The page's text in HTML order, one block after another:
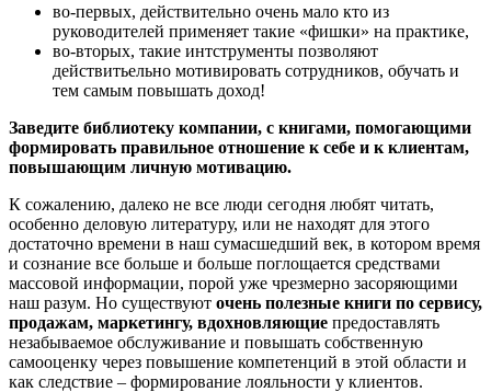
во-первых, действительно очень мало кто из
руководителей применяет такие «фишки» на практике,
во-вторых, такие интструменты позволяют
действитьельно мотивировать сотрудников, обучать и
тем самым повышать доход!
Заведите библиотеку компании, с книгами, помогающими
формировать правильное отношение к себе и к клиентам,
повышающим личную мотивацию.
К сожалению, далеко не все люди сегодня любят читать,
особенно деловую литературу, или не находят для этого
достаточно времени в наш сумасшедший век, в котором время
и сознание все больше и больше поглощается средствами
массовой информации, порой уже чрезмерно засоряющими
наш разум. Но существуют очень полезные книги по сервису,
продажам, маркетингу, вдохновляющие предоставлять
незабываемое обслуживание и повышать собственную
самооценку через повышение компетенций в этой области и
как следствие – формирование лояльности у клиентов.